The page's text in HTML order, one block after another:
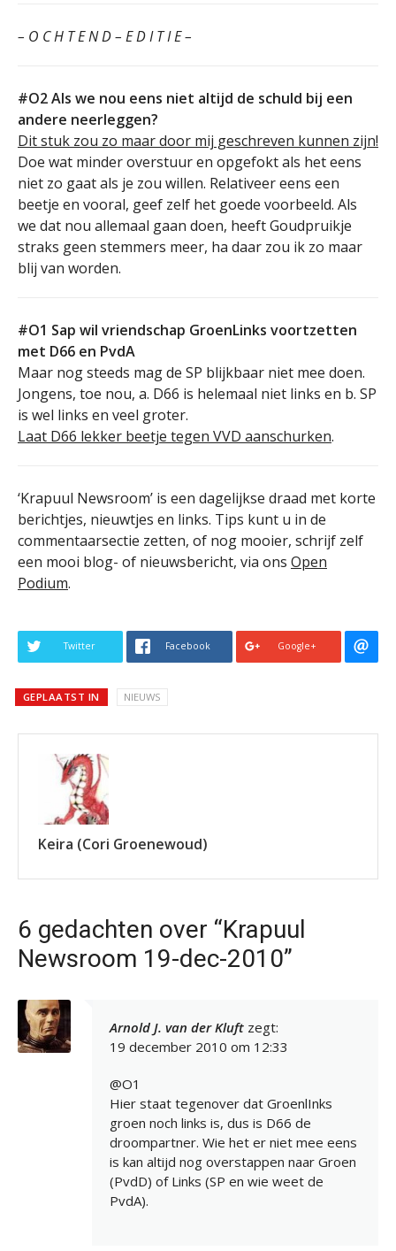
– O C H T E N D – E D I T I E –
#O2 Als we nou eens niet altijd de schuld bij een
andere neerleggen?
Dit stuk zou zo maar door mij geschreven kunnen zijn!
Doe wat minder overstuur en opgefokt als het eens
niet zo gaat als je zou willen. Relativeer eens een
beetje en vooral, geef zelf het goede voorbeeld. Als
we dat nou allemaal gaan doen, heeft Goudpruikje
straks geen stemmers meer, ha daar zou ik zo maar
blij van worden.
#O1 Sap wil vriendschap GroenLinks voortzetten
met D66 en PvdA
Maar nog steeds mag de SP blijkbaar niet mee doen.
Jongens, toe nou, a. D66 is helemaal niet links en b. SP
is wel links en veel groter.
Laat D66 lekker beetje tegen VVD aanschurken.
‘Krapuul Newsroom’ is een dagelijkse draad met korte
berichtjes, nieuwtjes en links. Tips kunt u in de
commentaarsectie zetten, of nog mooier, schrijf zelf
een mooi blog- of nieuwsbericht, via ons Open
Podium.
Twitter Facebook Google+
GEPLAATST IN NIEUWS
Keira (Cori Groenewoud)
6 gedachten over “Krapuul
Newsroom 19-dec-2010”
Arnold J. van der Kluft zegt:
19 december 2010 om 12:33
@O1
Hier staat tegenover dat GroenlInks
groen noch links is, dus is D66 de
droompartner. Wie het er niet mee eens
is kan altijd nog overstappen naar Groen
(PvdD) of Links (SP en wie weet de
PvdA).